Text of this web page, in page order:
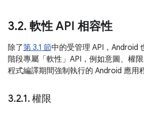
3.2. 軟性 API 相容性
除了第 3.1 節中的受管理 API，Android
階段專屬「軟性」API，例如意圖、權
程式編譯期間強制執行的 Android 應用
3.2.1. 權限